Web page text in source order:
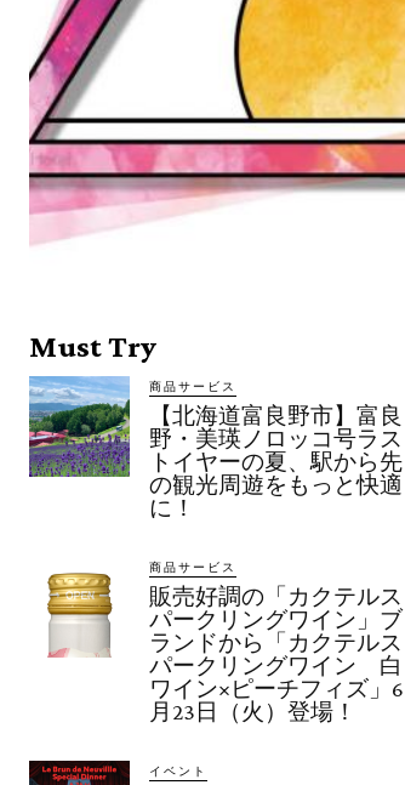
Must Try
商品サービス
【北海道富良野市】富良
野・美瑛ノロッコ号ラス
トイヤーの夏、駅から先
の観光周遊をもっと快適
に！
商品サービス
販売好調の「カクテルス
パークリングワイン」ブ
ランドから「カクテルス
パークリングワイン 白
ワイン×ピーチフィズ」6
月23日（火）登場！
イベント